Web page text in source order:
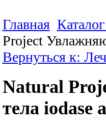
Главная
Project
Вернуться к:
Natural
тела iodase